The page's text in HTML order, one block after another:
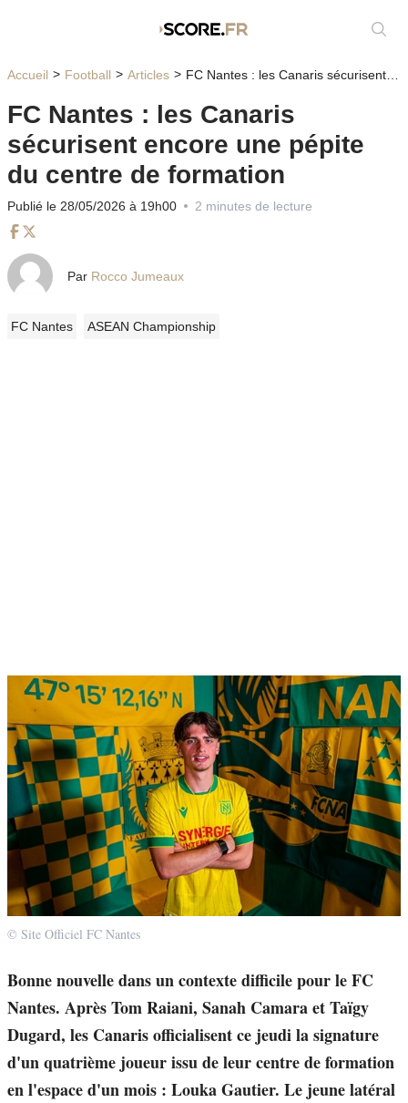
Accueil Football Articles FC Nantes : les Canaris sécurisent encore une pépite du centre de formation
FC Nantes : les Canaris
sécurisent encore une pépite
du centre de formation
Publié le 28/05/2026 à 19h00 2 minutes de lecture
Par Rocco Jumeaux
FC Nantes ASEAN Championship
© Site Officiel FC Nantes
Bonne nouvelle dans un contexte difficile pour le FC
Nantes. Après Tom Raiani, Sanah Camara et Taïgy
Dugard, les Canaris officialisent ce jeudi la signature
d'un quatrième joueur issu de leur centre de formation
en l'espace d'un mois : Louka Gautier. Le jeune latéral